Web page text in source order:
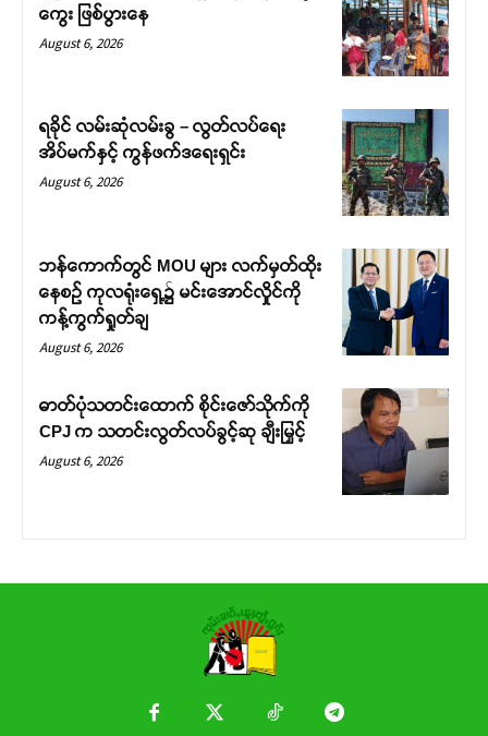
ကွေး ဖြစ်ပွားနေ
August 6, 2026
ရခိုင် လမ်းဆုံလမ်းခွ – လွတ်လပ်ရေး
အိပ်မက်နှင့် ကွန်ဖက်ဒရေးရှင်း
August 6, 2026
ဘန်ကောက်တွင် MOU များ လက်မှတ်ထိုး
နေစဉ် ကုလရုံးရှေ့၌ မင်းအောင်လှိုင်ကို
ကန့်ကွက်ရှုတ်ချ
August 6, 2026
ဓာတ်ပုံသတင်းထောက် စိုင်းဇော်သိုက်ကို
CPJ က သတင်းလွတ်လပ်ခွင့်ဆု ချီးမြှင့်
August 6, 2026